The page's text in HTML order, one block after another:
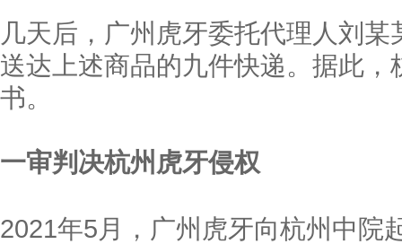
几天后，广州虎牙委托代理人刘
送达上述商品的九件快递。据此
书。
一审判决杭州虎牙侵权
2021年5月，广州虎牙向杭州中院